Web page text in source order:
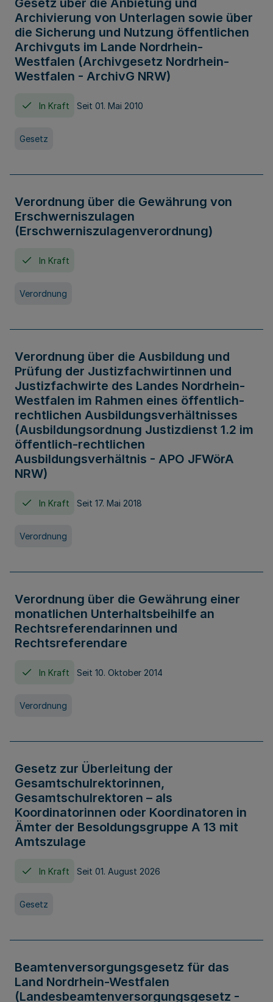
Gesetz über die Anbietung und
Archivierung von Unterlagen sowie über
die Sicherung und Nutzung öffentlichen
Archivguts im Lande Nordrhein-
Westfalen (Archivgesetz Nordrhein-
Westfalen - ArchivG NRW)
In Kraft Seit 01. Mai 2010
Gesetz
Verordnung über die Gewährung von
Erschwerniszulagen
(Erschwerniszulagenverordnung)
In Kraft
Verordnung
Verordnung über die Ausbildung und
Prüfung der Justizfachwirtinnen und
Justizfachwirte des Landes Nordrhein-
Westfalen im Rahmen eines öffentlich-
rechtlichen Ausbildungsverhältnisses
(Ausbildungsordnung Justizdienst 1.2 im
öffentlich-rechtlichen
Ausbildungsverhältnis - APO JFWörA
NRW)
In Kraft Seit 17. Mai 2018
Verordnung
Verordnung über die Gewährung einer
monatlichen Unterhaltsbeihilfe an
Rechtsreferendarinnen und
Rechtsreferendare
In Kraft Seit 10. Oktober 2014
Verordnung
Gesetz zur Überleitung der
Gesamtschulrektorinnen,
Gesamtschulrektoren – als
Koordinatorinnen oder Koordinatoren in
Ämter der Besoldungsgruppe A 13 mit
Amtszulage
In Kraft Seit 01. August 2026
Gesetz
Beamtenversorgungsgesetz für das
Land Nordrhein-Westfalen
(Landesbeamtenversorgungsgesetz -